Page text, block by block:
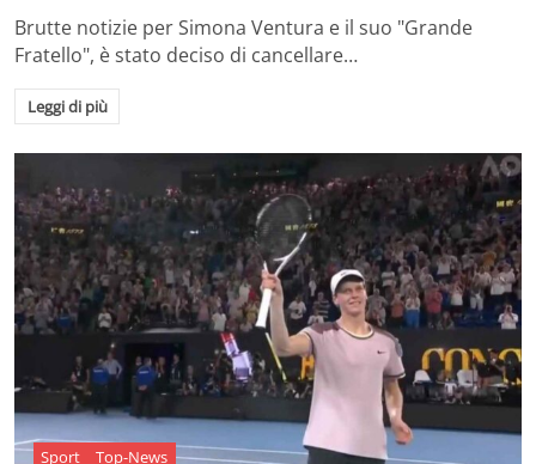
Brutte notizie per Simona Ventura e il suo "Grande
Fratello", è stato deciso di cancellare…
Leggi di più
Sport Top-News